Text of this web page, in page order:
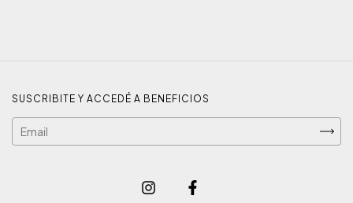
SUSCRIBITE Y ACCEDÉ A BENEFICIOS